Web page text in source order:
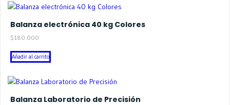
Balanza electrónica 40 kg Colores
$180.000
Añadir al carrito
Balanza Laboratorio de Precisión